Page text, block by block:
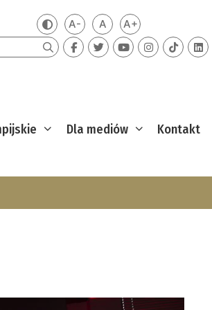
Zmień kontrast
A-Mniejsza czcionka
ADomyślna czcionka
A+Większa
Szukaj
Dla mediów Kontakt